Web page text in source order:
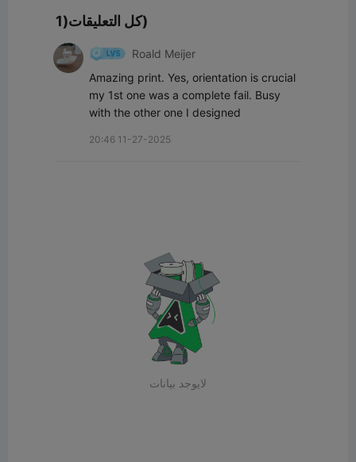
كل التعليقات(1)
Roald Meijer
Amazing print. Yes, orientation is crucial
my 1st one was a complete fail. Busy
with the other one I designed
20:46 11-27-2025
لايوجد بيانات